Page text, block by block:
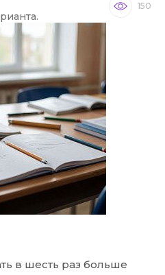
150
в шесть раз больше